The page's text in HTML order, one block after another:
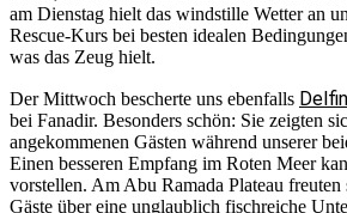
am Dienstag hielt das windstille Wetter an
Rescue-Kurs bei besten idealen
was das Zeug hielt.
Der Mittwoch bescherte uns ebenfalls
bei Fanadir. Besonders schön: Sie zeigten
angekommenen Gästen während unserer
Einen besseren Empfang im Roten Meer
vorstellen. Am Abu Ramada Plateau freuten
Gäste über eine unglaublich fischreiche